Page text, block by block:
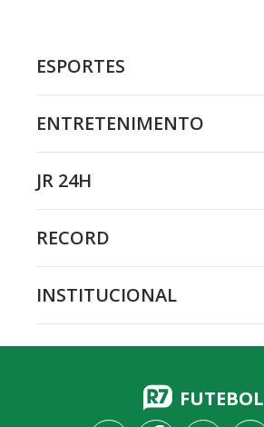
ESPORTES
ENTRETENIMENTO
JR 24H
RECORD
INSTITUCIONAL
FUTEBOL